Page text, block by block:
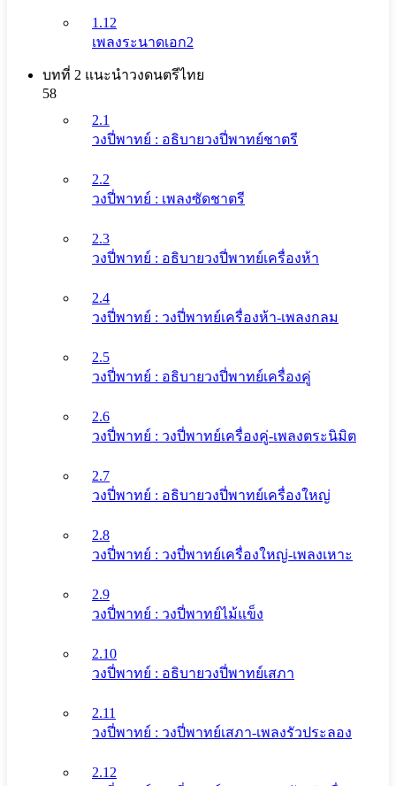
1.12
เพลงระนาดเอก2
บทที่ 2 แนะนําวงดนตรีไทย
58
2.1
วงปี่พาทย์ : อธิบายวงปี่พาทย์ชาตรี
2.2
วงปี่พาทย์ : เพลงซัดชาตรี
2.3
วงปี่พาทย์ : อธิบายวงปี่พาทย์เครื่องห้า
2.4
วงปี่พาทย์ : วงปี่พาทย์เครื่องห้า-เพลงกลม
2.5
วงปี่พาทย์ : อธิบายวงปี่พาทย์เครื่องคู่
2.6
วงปี่พาทย์ : วงปี่พาทย์เครื่องคู่-เพลงตระนิมิต
2.7
วงปี่พาทย์ : อธิบายวงปี่พาทย์เครื่องใหญ่
2.8
วงปี่พาทย์ : วงปี่พาทย์เครื่องใหญ่-เพลงเหาะ
2.9
วงปี่พาทย์ : วงปี่พาทย์ไม้แข็ง
2.10
วงปี่พาทย์ : อธิบายวงปี่พาทย์เสภา
2.11
วงปี่พาทย์ : วงปี่พาทย์เสภา-เพลงรัวประลอง
2.12